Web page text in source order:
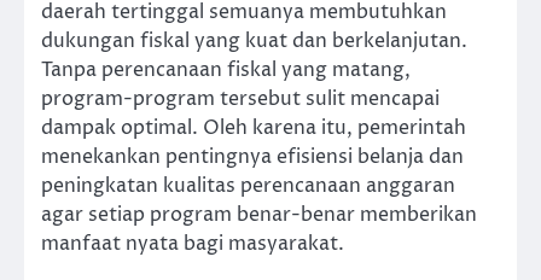
daerah tertinggal semuanya membutuhkan
dukungan fiskal yang kuat dan berkelanjutan.
Tanpa perencanaan fiskal yang matang,
program-program tersebut sulit mencapai
dampak optimal. Oleh karena itu, pemerintah
menekankan pentingnya efisiensi belanja dan
peningkatan kualitas perencanaan anggaran
agar setiap program benar-benar memberikan
manfaat nyata bagi masyarakat.